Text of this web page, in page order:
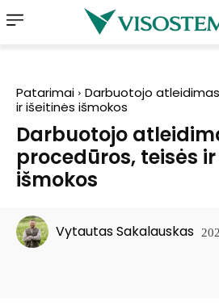
Patarimai
Darbuotojo
ir išeitinės išmokos
Darbuotojo
procedūros, teisės
išmokos
Vytautas Sakalauskas